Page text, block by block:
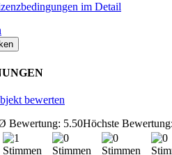
im Detail
bewerten
Bewertung: 5.50Höchste